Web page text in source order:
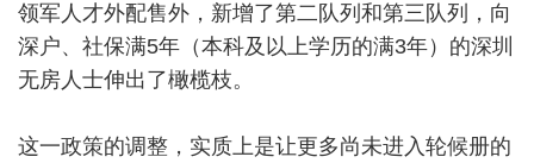
领军人才外配售外，新增了第二队列和第三队列，向
深户、社保满5年（本科及以上学历的满3年）的深圳
无房人士伸出了橄榄枝。
这一政策的调整，实质上是让更多尚未进入轮候册的